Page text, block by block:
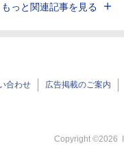
もっと関連記事を見る
合わせ 広告掲載のご案内
Copyright ©2026